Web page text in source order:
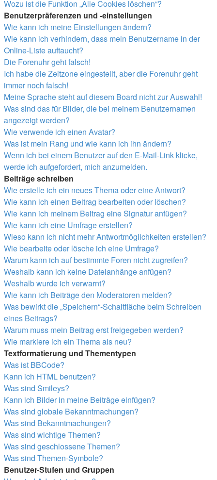
Wozu ist die Funktion „Alle Cookies löschen“?
Benutzerpräferenzen und -einstellungen
Wie kann ich meine Einstellungen ändern?
Wie kann ich verhindern, dass mein Benutzername in der
Online-Liste auftaucht?
Die Forenuhr geht falsch!
Ich habe die Zeitzone eingestellt, aber die Forenuhr geht
immer noch falsch!
Meine Sprache steht auf diesem Board nicht zur Auswahl!
Was sind das für Bilder, die bei meinem Benutzernamen
angezeigt werden?
Wie verwende ich einen Avatar?
Was ist mein Rang und wie kann ich ihn ändern?
Wenn ich bei einem Benutzer auf den E-Mail-Link klicke,
werde ich aufgefordert, mich anzumelden.
Beiträge schreiben
Wie erstelle ich ein neues Thema oder eine Antwort?
Wie kann ich einen Beitrag bearbeiten oder löschen?
Wie kann ich meinem Beitrag eine Signatur anfügen?
Wie kann ich eine Umfrage erstellen?
Wieso kann ich nicht mehr Antwortmöglichkeiten erstellen?
Wie bearbeite oder lösche ich eine Umfrage?
Warum kann ich auf bestimmte Foren nicht zugreifen?
Weshalb kann ich keine Dateianhänge anfügen?
Weshalb wurde ich verwarnt?
Wie kann ich Beiträge den Moderatoren melden?
Was bewirkt die „Speichern“-Schaltfläche beim Schreiben
eines Beitrags?
Warum muss mein Beitrag erst freigegeben werden?
Wie markiere ich ein Thema als neu?
Textformatierung und Thementypen
Was ist BBCode?
Kann ich HTML benutzen?
Was sind Smileys?
Kann ich Bilder in meine Beiträge einfügen?
Was sind globale Bekanntmachungen?
Was sind Bekanntmachungen?
Was sind wichtige Themen?
Was sind geschlossene Themen?
Was sind Themen-Symbole?
Benutzer-Stufen und Gruppen